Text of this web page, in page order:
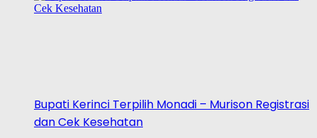
Bupati Kerinci Terpilih Monadi – Murison Registrasi
dan Cek Kesehatan